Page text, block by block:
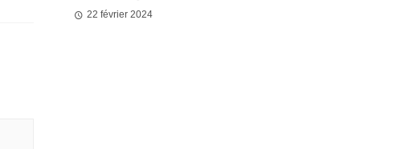
22 février 2024